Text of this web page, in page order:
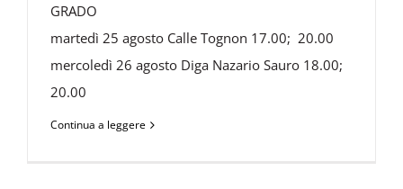
GRADO
martedì 25 agosto Calle Tognon 17.00; 20.00
mercoledì 26 agosto Diga Nazario Sauro 18.00;
20.00
Continua a leggere